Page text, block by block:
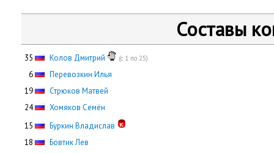
Составы
35 Колов Дмитрий (с 1 по 25)
6
Перевозкин Илья
19
Стрюков Матвей
24
Хомяков Семён
15
Буркин Владислав
18
Бовтик Лев